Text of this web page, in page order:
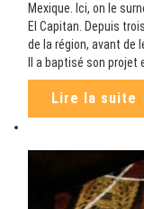
Mexique. Ici, on le
El Capitan. Depuis
de la région, avant de
Il a baptisé son projet
Lire la suite